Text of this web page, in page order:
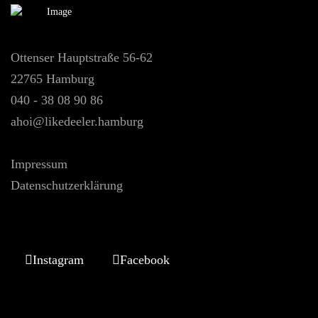
Ottenser Hauptstraße 56-62
22765 Hamburg
040 - 38 08 90 86
ahoi@likedeeler.hamburg
Impressum
Datenschutzerklärung
Instagram Facebook